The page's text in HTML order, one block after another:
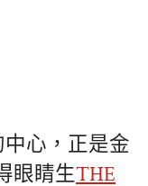
心，正是金
眼睛生THE